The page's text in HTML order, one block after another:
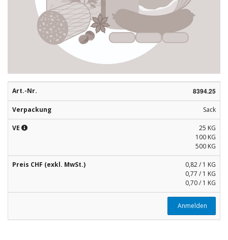
Convenience
Technologie
Anwendungsrezepturen
Kataloge
Art.-Nr. 8394.25
Verpackung Sack
VE
25 KG
100 KG
500 KG
Preis CHF (exkl. MwSt.)
0,82 / 1 KG
0,77 / 1 KG
0,70 / 1 KG
Anmelden